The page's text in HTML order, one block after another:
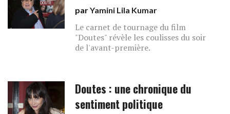
parYamini Lila Kumar
Le carnet de tournage du film
"Doutes" révèle les coulisses du soir
de l'avant-première.
Doutes : une chronique du
sentiment politique